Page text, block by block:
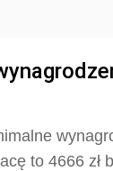
to 4666 zł